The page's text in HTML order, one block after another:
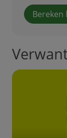
Bereken